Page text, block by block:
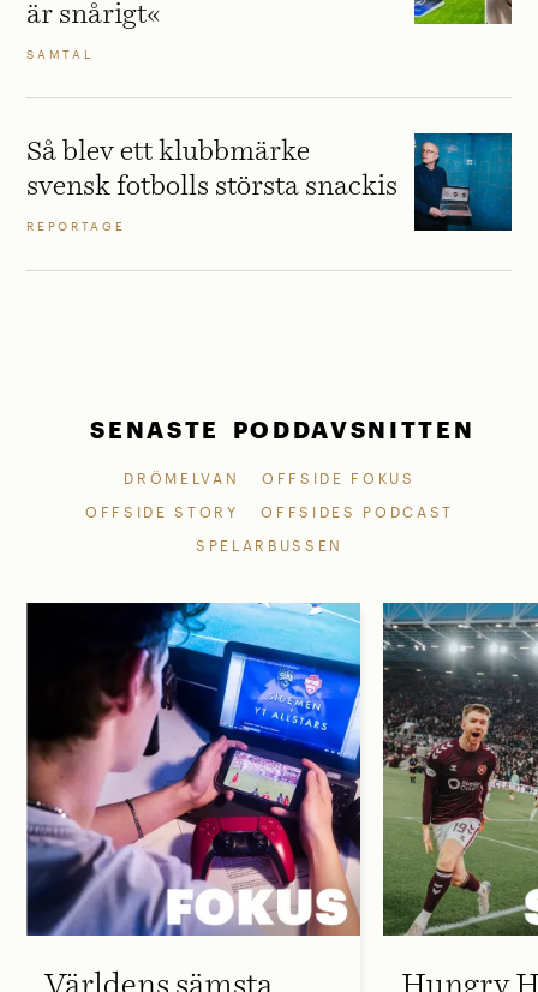
är snårigt«
SAMTAL
Så blev ett klubbmärke
svensk fotbolls största snackis
REPORTAGE
SENASTE PODDAVSNITTEN
DRÖMELVAN
OFFSIDE FOKUS
OFFSIDE STORY
OFFSIDES PODCAST
SPELARBUSSEN